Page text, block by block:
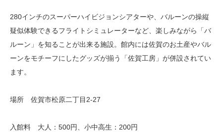
280インチのスーパーハイビジョンシアターや、バルーンの操縦
疑似体験できるフライトシミュレーターなど、楽しみながら「バ
ルーン」を知ることが出来る施設。館内には佐賀のお土産やバル
ーンをモチーフにしたグッズが揃う「佐賀工房」が併設されてい
ます。
場所 佐賀市松原二丁目2-27
入館料 大人：500円、小中高生：200円